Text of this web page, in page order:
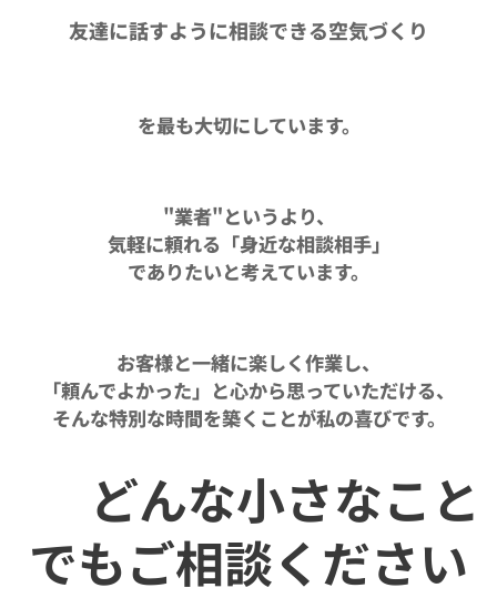
友達に話すように相談できる空気づくり
を最も大切にしています。
"業者"というより、
気軽に頼れる「身近な相談相手」
でありたいと考えています。
お客様と一緒に楽しく作業し、
「頼んでよかった」と心から思っていただける、
そんな特別な時間を築くことが私の喜びです。
🏠 どんな小さなこと
でもご相談ください